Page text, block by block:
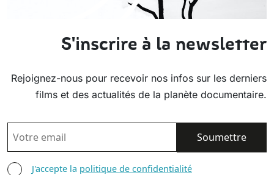
S'inscrire à la newsletter
Rejoignez-nous pour recevoir nos infos sur les derniers
films et des actualités de la planète documentaire.
EMAIL
AGREE TERMS
J'accepte la politique de confidentialité